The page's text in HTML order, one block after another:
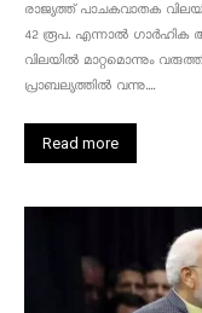
രാജ്യത്ത് പാചകവാതക
42 രൂപ. എന്നാൽ ഗാർഹിക
വിലയിൽ മാറ്റമൊന്നും
പ്രാബല്യത്തിൽ വന്നു....
Read more